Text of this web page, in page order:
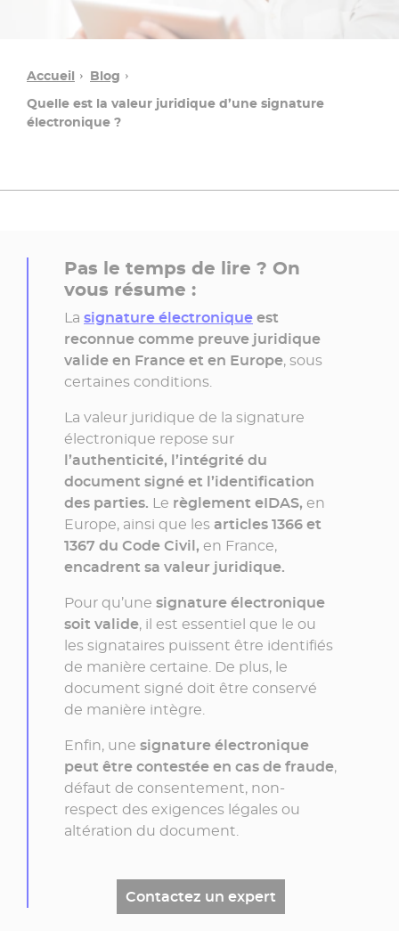
Accueil
Blog
Quelle est la valeur juridique d’une signature
électronique ?
Pas le temps de lire ? On
vous résume :
La signature électronique est
reconnue comme preuve juridique
valide en France et en Europe, sous
certaines conditions.
La valeur juridique de la signature
électronique repose sur
l’authenticité, l’intégrité du
document signé et l’identification
des parties. Le règlement eIDAS, en
Europe, ainsi que les articles 1366 et
1367 du Code Civil, en France,
encadrent sa valeur juridique.
Pour qu’une signature électronique
soit valide, il est essentiel que le ou
les signataires puissent être identifiés
de manière certaine. De plus, le
document signé doit être conservé
de manière intègre.
Enfin, une signature électronique
peut être contestée en cas de fraude,
défaut de consentement, non-
respect des exigences légales ou
altération du document.
Contactez un expert